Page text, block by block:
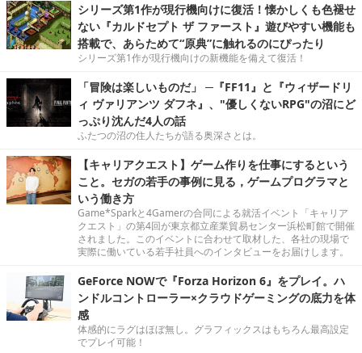
シリーズ第1作が現行機向けに復活！懐かしくも色褪せ
ない『カルドセプト ザ ファースト』遊びやすい機能も
搭載で、あらためて“原典”に触れるのにぴったり
シリーズ第1作が現行機向けの新機能を備えて復活！
「冒険は楽しいものだ」 ─『FF11』と『ウィザードリ
ィ ヴァリアンツ ダフネ』、"優しくないRPG"の沼にど
っぷり沈んだ4人の話
ふたつの沼の住人たちが語る奥深さとは。
【キャリアクエスト】ゲーム作りを仕事にするという
こと。セガの若手の事例に見る，ゲームプログラマと
いう働き方
Game*Sparkと4Gamerの合同による就活イベント「キャリア
クエスト」の第4回が東京都立産業貿易センター浜松町館で開催
されました。このイベントに合わせて取材した、各社の現場で
実際に働いている若手社員へのインタビューをお届けします。
GeForce NOWで『Forza Horizon 6』をプレイ。ハ
ンドルコントローラー×クラウドゲーミングの底力を体
感
体感的にラグはほぼ無し。グラフィックスはもちろん最高設定
でプレイ可能！